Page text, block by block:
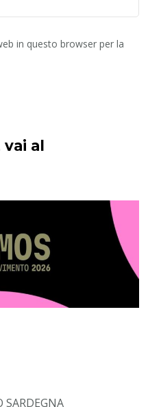
vai al
SARDEGNA